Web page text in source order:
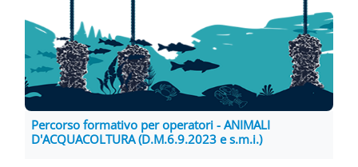
Percorso formativo per operatori - ANIMALI
D'ACQUACOLTURA (D.M.6.9.2023 e s.m.i.)